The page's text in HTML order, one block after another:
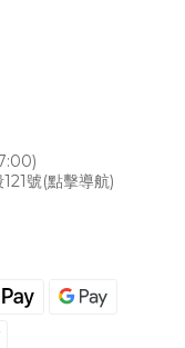
號(點擊導航)